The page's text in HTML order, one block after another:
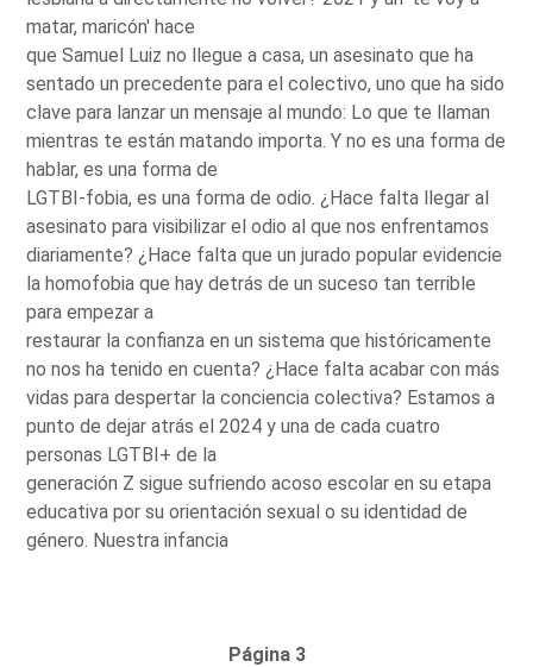
matar, maricón' hace
que Samuel Luiz no llegue a casa, un asesinato que ha
sentado un precedente para el colectivo, uno que ha sido
clave para lanzar un mensaje al mundo: Lo que te llaman
mientras te están matando importa. Y no es una forma de
hablar, es una forma de
LGTBI-fobia, es una forma de odio. ¿Hace falta llegar al
asesinato para visibilizar el odio al que nos enfrentamos
diariamente? ¿Hace falta que un jurado popular evidencie
la homofobia que hay detrás de un suceso tan terrible
para empezar a
restaurar la confianza en un sistema que históricamente
no nos ha tenido en cuenta? ¿Hace falta acabar con más
vidas para despertar la conciencia colectiva? Estamos a
punto de dejar atrás el 2024 y una de cada cuatro
personas LGTBI+ de la
generación Z sigue sufriendo acoso escolar en su etapa
educativa por su orientación sexual o su identidad de
género. Nuestra infancia
Página 3